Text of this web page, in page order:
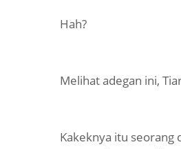
Hah?
Melihat adegan ini,
Kakeknya itu seorang